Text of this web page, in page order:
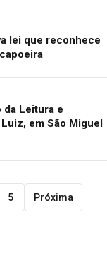
lei que reconhece
da Leitura e
em São Miguel
5 Próxima